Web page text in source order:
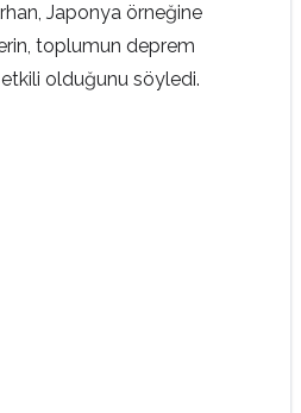
Japonya örneğine
toplumun deprem
olduğunu söyledi.